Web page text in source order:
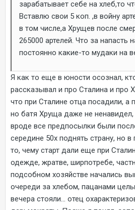
зарабатывает себе на хлеб,то
Вставлю свои 5 коп. ,в войну
в том числе,а Хрущев после
265000 артелей. Что за напасть
постоянно какие-то мудаки на
Я как то еще в юности осознал,
рассказывал и про Сталина и про
что при Сталине отца посадили, а
но батя Хруща даже не ненавидел,
вроде все предпосылки были
середине 50х поднять страну, но
то, чему старт дали еще при
одежде, жратве, ширпотребе,
подсобном хозяйстве начались
очереди за хлебом, пацанами
вечера стояли... отец